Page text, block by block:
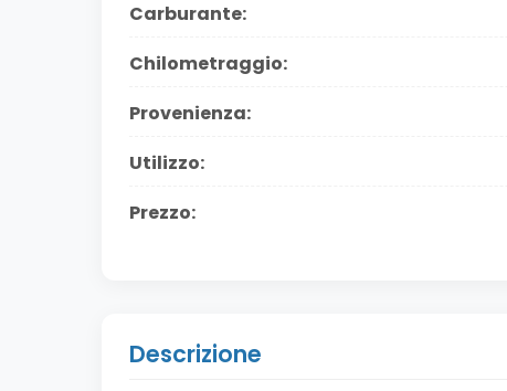
Carburante:
Chilometraggio:
Provenienza:
Utilizzo:
Prezzo:
Descrizione